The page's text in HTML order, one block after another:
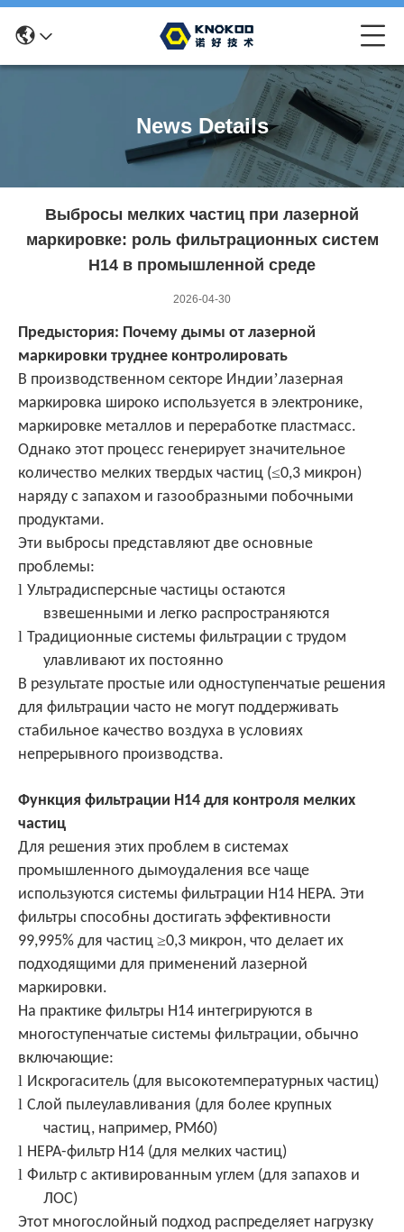
News Details
Выбросы мелких частиц при лазерной
маркировке: роль фильтрационных систем
H14 в промышленной среде
2026-04-30
Предыстория: Почему дымы от лазерной
маркировки труднее контролировать
В производственном секторе Индии’лазерная
маркировка широко используется в электронике,
маркировке металлов и переработке пластмасс.
Однако этот процесс генерирует значительное
количество мелких твердых частиц (≤0,3 микрон)
наряду с запахом и газообразными побочными
продуктами.
Эти выбросы представляют две основные
проблемы:
l Ультрадисперсные частицы остаются
взвешенными и легко распространяются
l Традиционные системы фильтрации с трудом
улавливают их постоянно
В результате простые или одноступенчатые решения
для фильтрации часто не могут поддерживать
стабильное качество воздуха в условиях
непрерывного производства.
Функция фильтрации H14 для контроля мелких
частиц
Для решения этих проблем в системах
промышленного дымоудаления все чаще
используются системы фильтрации H14 HEPA. Эти
фильтры способны достигать эффективности
99,995% для частиц ≥0,3 микрон, что делает их
подходящими для применений лазерной
маркировки.
На практике фильтры H14 интегрируются в
многоступенчатые системы фильтрации, обычно
включающие:
l Искрогаситель (для высокотемпературных частиц)
l Слой пылеулавливания (для более крупных
частиц, например, PM60)
l HEPA-фильтр H14 (для мелких частиц)
l Фильтр с активированным углем (для запахов и
ЛОС)
Этот многослойный подход распределяет нагрузку